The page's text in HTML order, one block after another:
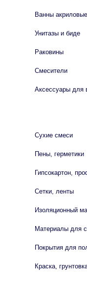
Ванны акриловые
Унитазы и биде
Раковины
Смесители
Аксессуары для
Сухие смеси
Пены, герметики
Гипсокартон,
Сетки, ленты
Изоляционный
Материалы для
Покрытия для
Краска,